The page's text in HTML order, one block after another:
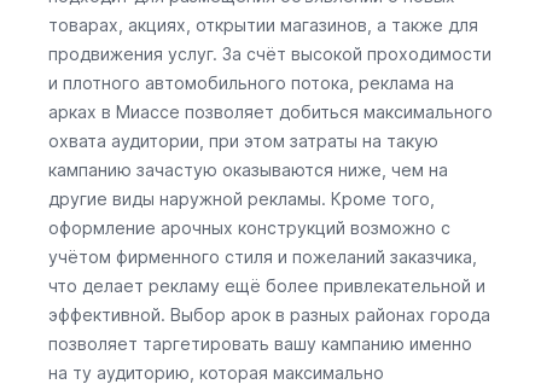
товарах, акциях, открытии магазинов, а также для
продвижения услуг. За счёт высокой проходимости
и плотного автомобильного потока, реклама на
арках в Миассе позволяет добиться максимального
охвата аудитории, при этом затраты на такую
кампанию зачастую оказываются ниже, чем на
другие виды наружной рекламы. Кроме того,
оформление арочных конструкций возможно с
учётом фирменного стиля и пожеланий заказчика,
что делает рекламу ещё более привлекательной и
эффективной. Выбор арок в разных районах города
позволяет таргетировать вашу кампанию именно
на ту аудиторию, которая максимально